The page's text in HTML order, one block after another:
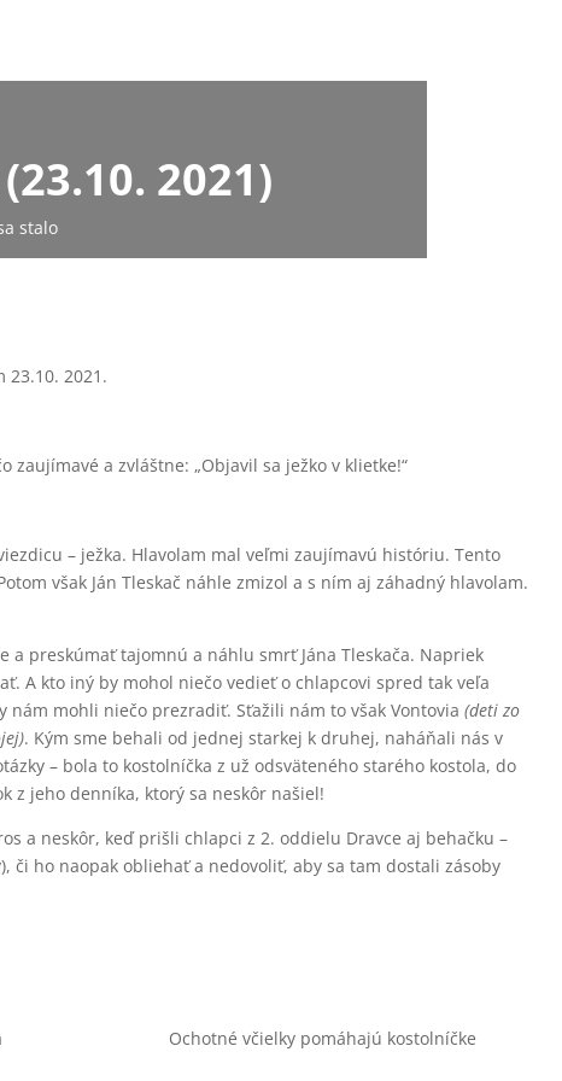
2021)
stalo
2021.
a zvláštne: „Objavil sa ježko v klietke!“
– ježka. Hlavolam mal veľmi zaujímavú históriu. Tento
však Ján Tleskač náhle zmizol a s ním aj záhadný hlavolam.
a preskúmať tajomnú a náhlu smrť Jána Tleskača. Napriek
A kto iný by mohol niečo vedieť o chlapcovi spred tak veľa
mohli niečo prezradiť. Sťažili nám to však Vontovia (deti zo
. Kým sme behali od jednej starkej k druhej, naháňali nás v
– bola to kostolníčka z už odsväteného starého kostola, do
z jeho denníka, ktorý sa neskôr našiel!
a neskôr, keď prišli chlapci z 2. oddielu Dravce aj behačku –
či ho naopak obliehať a nedovoliť, aby sa tam dostali zásoby
Ochotné včielky pomáhajú kostolníčke